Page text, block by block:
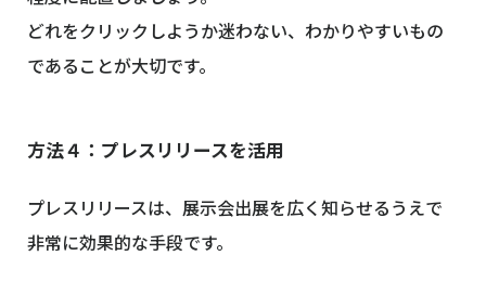
どれをクリックしようか迷わない、わかりやすいもの
であることが大切です。
方法４：プレスリリースを活用
プレスリリースは、展示会出展を広く知らせるうえで
非常に効果的な手段です。